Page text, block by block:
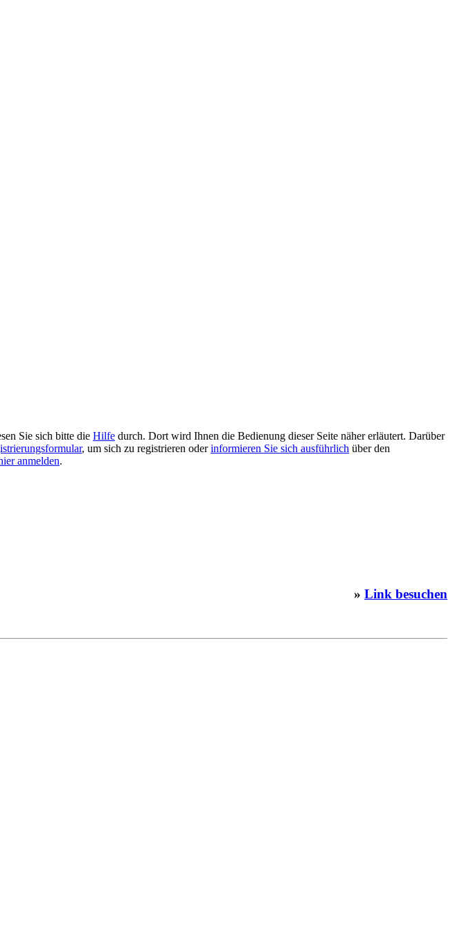
Sie sich bitte die Hilfe durch. Dort wird Ihnen die Bedienung dieser Seite näher erläutert. Darüber
, um sich zu registrieren oderinformieren Sie sich ausführlich über den
anmelden.
» Link besuchen